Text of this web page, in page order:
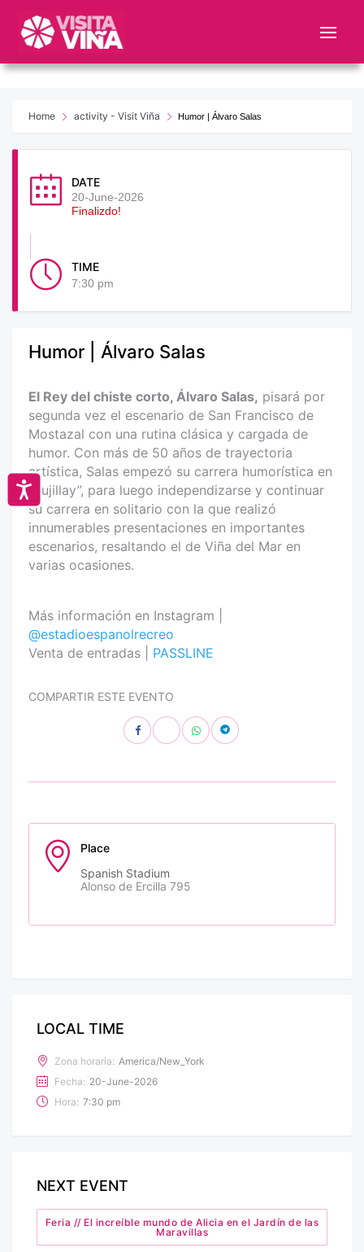
este
web
sistema
Accesibilidad
Home activity - Visit Viña Humor | Álvaro Salas
DATE
20-June-2026
Finalizdo!
TIME
7:30 pm
Humor | Álvaro Salas
El Rey del chiste corto, Álvaro Salas, pisará por
segunda vez el escenario de San Francisco de
Mostazal con una rutina clásica y cargada de
humor. Con más de 50 años de trayectoria
artística, Salas empezó su carrera humorística en
“Pujillay”, para luego independizarse y continuar
su carrera en solitario con la que realizó
innumerables presentaciones en importantes
escenarios, resaltando el de Viña del Mar en
varias ocasiones.
Más información en Instagram |
@estadioespanolrecreo
Venta de entradas | PASSLINE
COMPARTIR ESTE EVENTO
Place
Spanish Stadium
Alonso de Ercilla 795
LOCAL TIME
Zona horaria: America/New_York
Fecha: 20-June-2026
Hora: 7:30 pm
NEXT EVENT
Feria // El increíble mundo de Alicia en el Jardín de las
Maravillas